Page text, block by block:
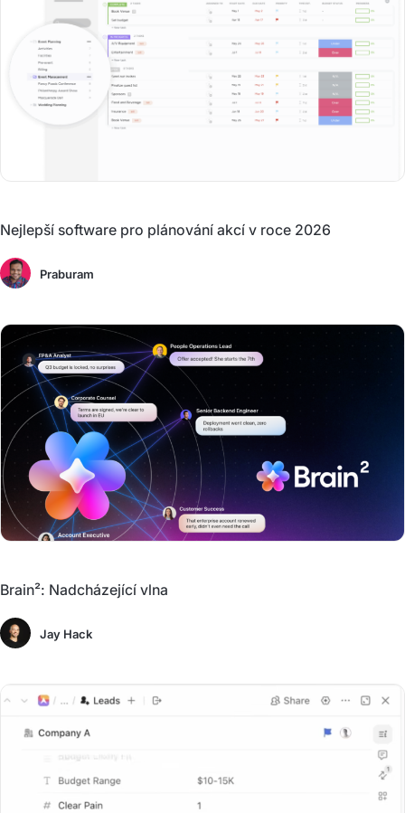
Nejlepší software pro plánování akcí v roce 2026
Praburam
Brain²: Nadcházející vlna
Jay Hack